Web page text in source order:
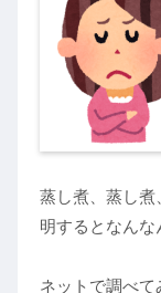
蒸し煮、蒸し煮
明するとなんな
ネットで調べて